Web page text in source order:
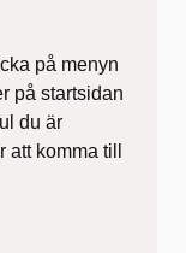
på menyn
på startsidan
du är
komma till